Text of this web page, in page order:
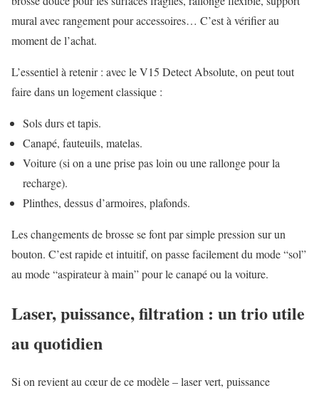
mural avec rangement pour accessoires… C’est à vérifier au
moment de l’achat.
L’essentiel à retenir : avec le V15 Detect Absolute, on peut tout
faire dans un logement classique :
Sols durs et tapis.
Canapé, fauteuils, matelas.
Voiture (si on a une prise pas loin ou une rallonge pour la
recharge).
Plinthes, dessus d’armoires, plafonds.
Les changements de brosse se font par simple pression sur un
bouton. C’est rapide et intuitif, on passe facilement du mode “sol”
au mode “aspirateur à main” pour le canapé ou la voiture.
Laser, puissance, filtration : un trio utile
au quotidien
Si on revient au cœur de ce modèle – laser vert, puissance